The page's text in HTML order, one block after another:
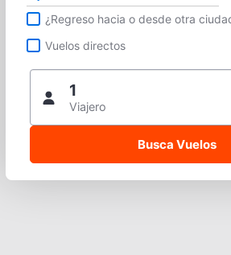
¿Regreso hacia o desde otra
Vuelos directos
1
Viajero